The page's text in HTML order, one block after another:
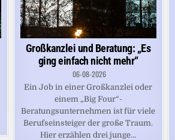
Großkanzlei und Beratung: „Es
ging einfach nicht mehr“
06-08-2026
Ein Job in einer Großkanzlei oder
einem „Big Four“-
Beratungsunternehmen ist für viele
Berufseinsteiger der große Traum.
Hier erzählen drei junge...